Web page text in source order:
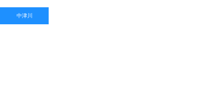
中津川